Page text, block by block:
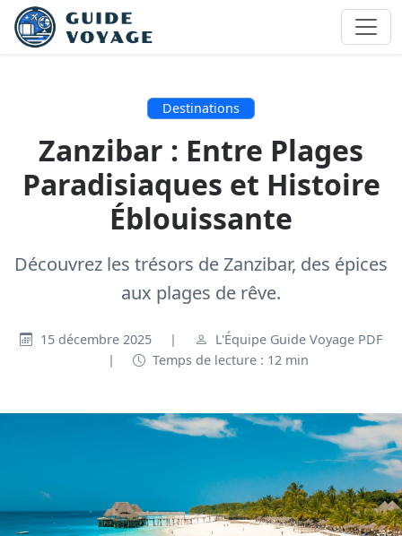
Destinations
Zanzibar : Entre Plages
Paradisiaques et Histoire
Éblouissante
Découvrez les trésors de Zanzibar, des épices
aux plages de rêve.
15 décembre 2025 |
L'Équipe Guide Voyage PDF
|
Temps de lecture : 12 min